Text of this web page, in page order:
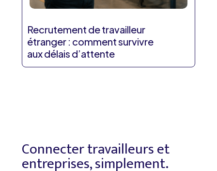
Recrutement de travailleur
étranger : comment survivre
aux délais d’attente
Connecter travailleurs et
entreprises, simplement.